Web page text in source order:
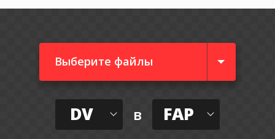
Выберите файлы
DV в FAP